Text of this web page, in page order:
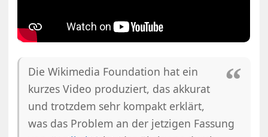
Die Wikimedia Foundation hat ein
kurzes Video produziert, das akkurat
und trotzdem sehr kompakt erklärt,
was das Problem an der jetzigen Fassung